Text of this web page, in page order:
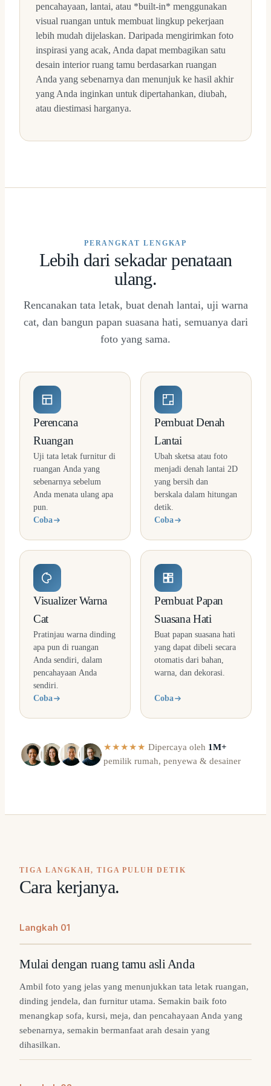
pencahayaan, lantai, atau *built-in* menggunakan
visual ruangan untuk membuat lingkup pekerjaan
lebih mudah dijelaskan. Daripada mengirimkan foto
inspirasi yang acak, Anda dapat membagikan satu
desain interior ruang tamu berdasarkan ruangan
Anda yang sebenarnya dan menunjuk ke hasil akhir
yang Anda inginkan untuk dipertahankan, diubah,
atau diestimasi harganya.
PERANGKAT LENGKAP
Lebih dari sekadar penataan
ulang.
Rencanakan tata letak, buat denah lantai, uji warna
cat, dan bangun papan suasana hati, semuanya dari
foto yang sama.
Perencana
Ruangan
Uji tata letak furnitur di
ruangan Anda yang
sebenarnya sebelum
Anda menata ulang apa
pun.
Coba
Pembuat Denah
Lantai
Ubah sketsa atau foto
menjadi denah lantai 2D
yang bersih dan
berskala dalam hitungan
detik.
Coba
Visualizer Warna
Cat
Pratinjau warna dinding
apa pun di ruangan
Anda sendiri, dalam
pencahayaan Anda
sendiri.
Coba
Pembuat Papan
Suasana Hati
Buat papan suasana hati
yang dapat dibeli secara
otomatis dari bahan,
warna, dan dekorasi.
Coba
★★★★★ Dipercaya oleh 1M+
pemilik rumah, penyewa & desainer
TIGA LANGKAH, TIGA PULUH DETIK
Cara kerjanya.
Langkah 01
Mulai dengan ruang tamu asli Anda
Ambil foto yang jelas yang menunjukkan tata letak ruangan,
dinding jendela, dan furnitur utama. Semakin baik foto
menangkap sofa, kursi, meja, dan pencahayaan Anda yang
sebenarnya, semakin bermanfaat arah desain yang
dihasilkan.